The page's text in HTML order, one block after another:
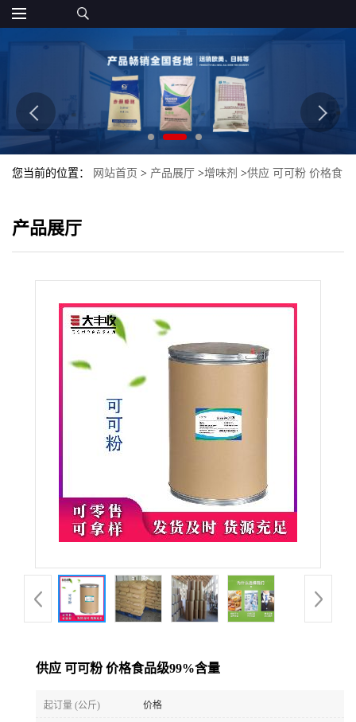
您当前的位置： 网站首页 > 产品展厅 >增味剂 >供应 可可粉 价格食
产品展厅
供应 可可粉 价格食品级99%含量
起订量 (公斤) 价格